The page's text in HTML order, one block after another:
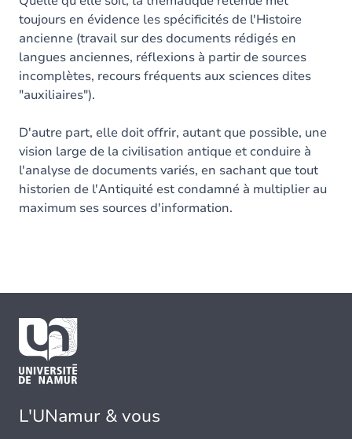
toujours en évidence les spécificités de l'Histoire
ancienne (travail sur des documents rédigés en
langues anciennes, réflexions à partir de sources
incomplètes, recours fréquents aux sciences dites
"auxiliaires").
D'autre part, elle doit offrir, autant que possible, une
vision large de la civilisation antique et conduire à
l'analyse de documents variés, en sachant que tout
historien de l'Antiquité est condamné à multiplier au
maximum ses sources d'information.
L'UNamur & vous